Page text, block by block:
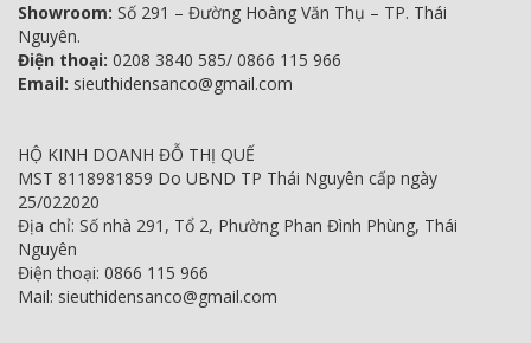
Showroom: Số 291 – Đường Hoàng Văn Thụ – TP. Thái
Nguyên.
Điện thoại: 0208 3840 585/ 0866 115 966
Email: sieuthidensanco@gmail.com
HỘ KINH DOANH ĐỖ THỊ QUẾ
MST 8118981859 Do UBND TP Thái Nguyên cấp ngày
25/022020
Địa chỉ: Số nhà 291, Tổ 2, Phường Phan Đình Phùng, Thái
Nguyên
Điện thoại: 0866 115 966
Mail: sieuthidensanco@gmail.com